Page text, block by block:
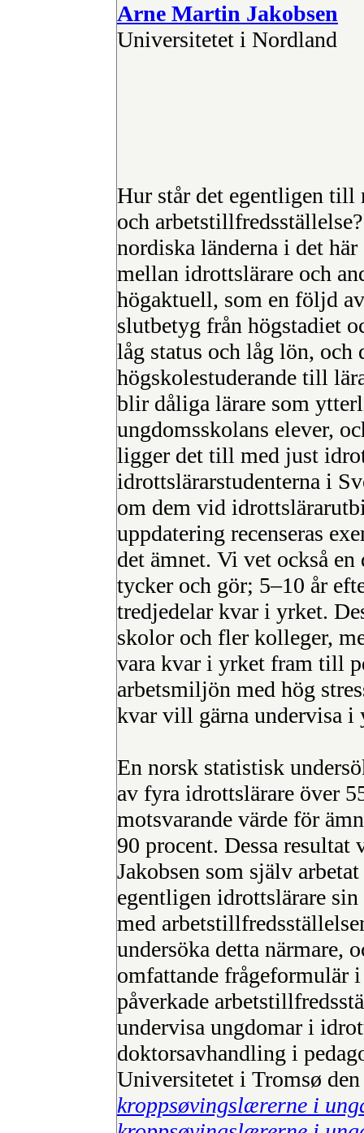
Arne Martin Jakobsen
Universitetet i Nordland
Hur står det egentligen till
och
nordiska länderna i det
mellan idrottslärare och
högaktuell, som en följd
slutbetyg från högstadiet
låg status och låg lön, och
högskolestuderande till
blir dåliga lärare som
ungdomsskolans elever,
ligger det till med just
idrottslärarstudenterna i
om dem vid
uppdatering recenseras
det ämnet. Vi vet också
tycker och gör; 5–10 år
tredjedelar kvar i yrket.
skolor och fler kolleger,
vara kvar i yrket fram till
arbetsmiljön med hög
kvar vill gärna undervisa i
En norsk statistisk
av fyra idrottslärare över
motsvarande värde för
90 procent. Dessa
Jakobsen som själv
egentligen idrottslärare
med
undersöka detta närmare,
omfattande frågeformulär
påverkade
undervisa ungdomar i
doktorsavhandling i
Universitetet i Tromsø
kroppsøvingslærerne i